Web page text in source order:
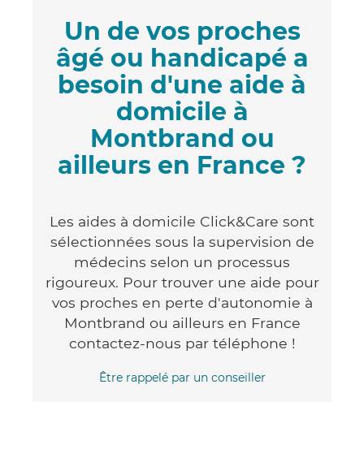
Un de vos proches
âgé ou handicapé a
besoin d'une aide à
domicile à
Montbrand ou
ailleurs en France ?
Les aides à domicile Click&Care sont
sélectionnées sous la supervision de
médecins selon un processus
rigoureux. Pour trouver une aide pour
vos proches en perte d'autonomie à
Montbrand ou ailleurs en France
contactez-nous par téléphone !
Être rappelé par un conseiller